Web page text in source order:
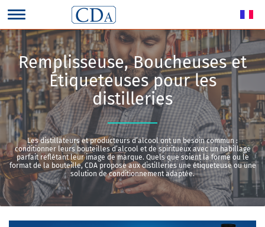
Remplisseuse, Boucheuses et
Étiqueteuses pour les
distilleries
Les distillateurs et producteurs d’alcool ont un besoin commun :
conditionner leurs bouteilles d’alcool et de spiritueux avec un habillage
parfait reflétant leur image de marque. Quels que soient la forme ou le
format de la bouteille, CDA propose aux distilleries une étiqueteuse ou une
solution de conditionnement adaptée.